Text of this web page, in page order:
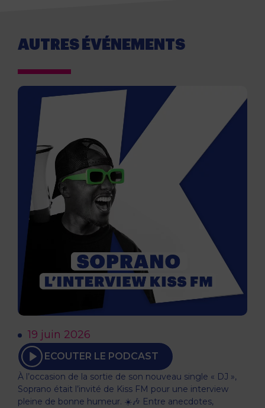
AUTRES ÉVÉNEMENTS
19 juin 2026
ECOUTER LE PODCAST
À l’occasion de la sortie de son nouveau single « DJ »,
Soprano était l’invité de Kiss FM pour une interview
pleine de bonne humeur. ☀️🎶 Entre anecdotes,